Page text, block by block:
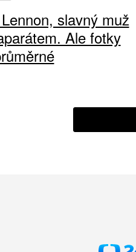
slavný muž
Ale fotky